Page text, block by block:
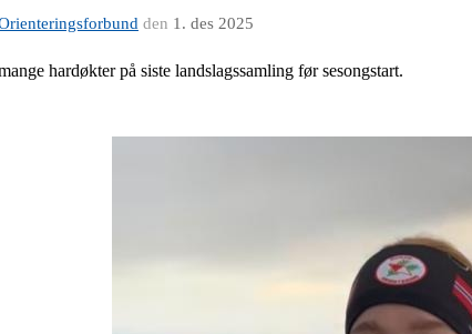
den 1. des 2025
hardøkter på siste landslagssamling før sesongstart.